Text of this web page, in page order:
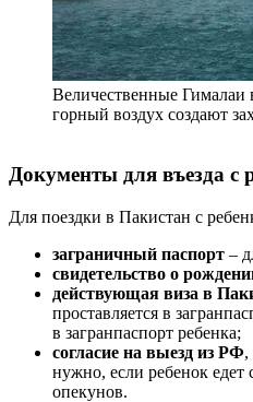
Величественные
горный воздух создают
Документы для въезда с
Для поездки в Пакистан с
заграничный паспорт –
свидетельство о
действующая виза в
проставляется в
в загранпаспорт ребенка;
согласие на выезд из РФ,
нужно, если ребенок едет
опекунов.